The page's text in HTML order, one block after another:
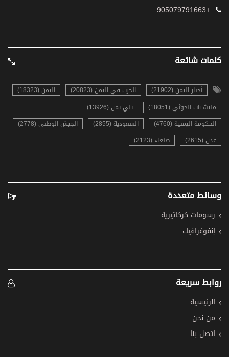
+905079791663
كلمات شائعة
أخبار اليمن (21902) الحرب في اليمن (20823)
اليمن (18323)
مليشيات الحوثي (18051)
يني يمن (13926)
الحكومة اليمنية (4760)
السعودية (2855)
الجيش الوطني (2778)
عدن (2615)
صنعاء (2123)
وسائط متعددة
رسومات كركاتيرية
إنفوغرافيك
روابط سريعة
الرئيسية
من نحن
اتصل بنا